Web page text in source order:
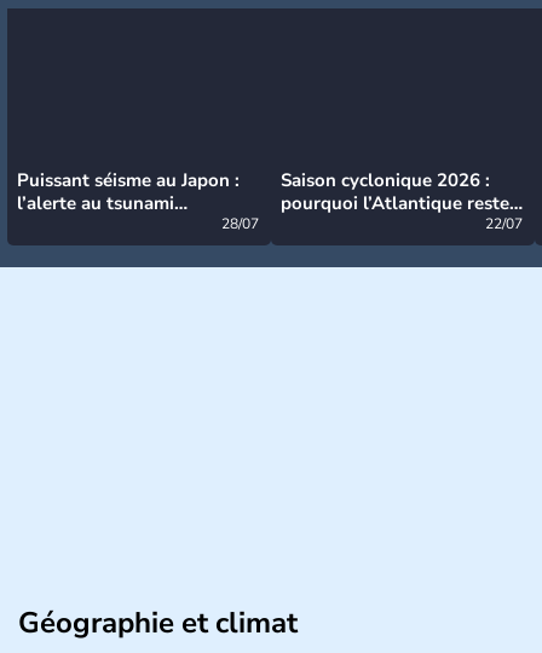
Puissant séisme au Japon :
l’alerte au tsunami
28/07
Saison cyclonique 2026 :
pourquoi l’Atlantique reste
22/07
Géographie et climat